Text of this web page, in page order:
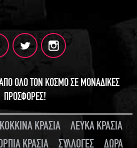
ΟΛΟ ΤΟΝ ΚΟΣΜΟ ΣΕ ΜΟΝΑΔΙΚΕΣ
ΠΡΟΣΦΟΡΕΣ!
ΚΟΚΚΙΝΑ ΚΡΑΣΙΑ
ΛΕΥΚΑ ΚΡΑΣΙΑ
ΚΡΑΣΙΑ
ΣΥΛΛΟΓΕΣ
ΔΩΡΑ